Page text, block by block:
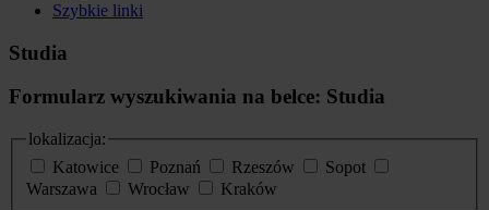
Szybkie linki
Studia
Formularz wyszukiwania na belce: Studia
lokalizacja:
Katowice
Poznań Rzeszów
Sopot
Warszawa
Wrocław
Kraków